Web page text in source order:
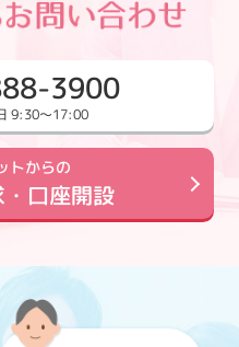
3900
9:30～17:00
トからの
口座開設